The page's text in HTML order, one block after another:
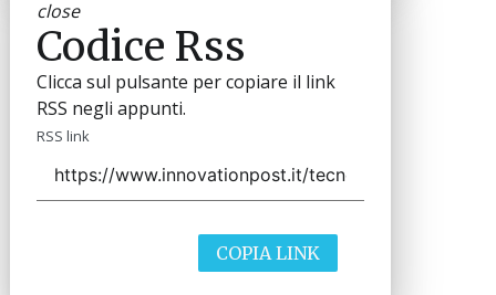
close
Codice Rss
Clicca sul pulsante per copiare il link
RSS negli appunti.
RSS link
COPIA LINK